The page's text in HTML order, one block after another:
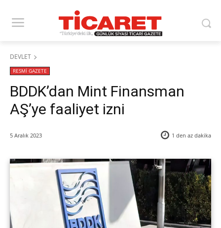
DEVLET
RESMİ GAZETE
BDDK’dan Mint Finansman
AŞ’ye faaliyet izni
5 Aralık 2023 1 den az dakika